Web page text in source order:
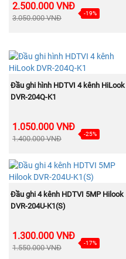
2.500.000 VNĐ
3.050.000 VNĐ
-19%
MUA NGAY
Đầu ghi hình HDTVI 4 kênh HiLook
DVR-204Q-K1
1.050.000 VNĐ
1.400.000 VNĐ
-25%
MUA NGAY
Đầu ghi 4 kênh HDTVI 5MP Hilook
DVR-204U-K1(S)
1.300.000 VNĐ
1.550.000 VNĐ
-17%